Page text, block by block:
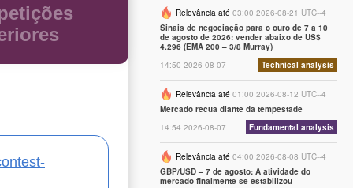
Relevância até 03:00 2026-08-21 UTC--4
Sinais de negociação para o ouro de 7 a 10
de agosto de 2026: vender abaixo de US$
4.296 (EMA 200 – 3/8 Murray)
14:50 2026-08-07
Technical analysis
Relevância até 01:00 2026-08-12 UTC--4
Mercado recua diante da tempestade
14:54 2026-08-07
Fundamental analysis
Relevância até 04:00 2026-08-08 UTC--4
GBP/USD – 7 de agosto: A atividade do
mercado finalmente se estabilizou